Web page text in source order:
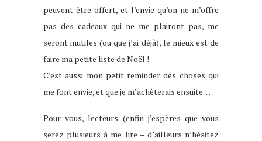
peuvent être offert, et l’envie qu’on ne m’offre
pas des cadeaux qui ne me plairont pas, me
seront inutiles (ou que j’ai déjà), le mieux est de
faire ma petite liste de Noël !
C’est aussi mon petit reminder des choses qui
me font envie, et que je m’achèterais ensuite…
Pour vous, lecteurs (enfin j’espères que vous
serez plusieurs à me lire – d’ailleurs n’hésitez